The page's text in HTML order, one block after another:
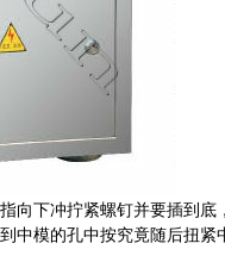
下冲拧紧螺钉并要插到底
模的孔中按究竟随后扭